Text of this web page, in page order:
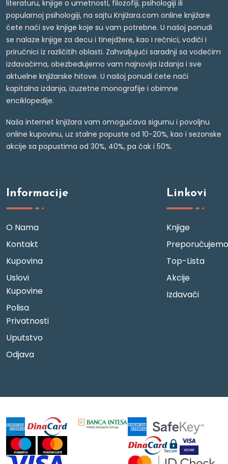
literaturu, knjige o umetnosti, filozofiji, psihologiji ili
popularnoj psihologiji, na sajtu Knjižara.com online knjižare
ćete naći sve knjige koje su vam potrebne. U našoj ponudi
se nalaze knjige za decu i tinejdžere, kao i rečnici, vodiči i
priručnici iz različitih oblasti. Zahvaljujući saradnji sa vodećim
izdavačima, obezbeđujemo vam najnovija izdanja i sve
aktuelne knjižarske hitove. U našoj ponudi ćete naći
kapitalna izdanja, izuzetne monografije i obimne
enciklopedije.
Naša internet knjižara vam omogućava sigurnu i povoljnu
online kupovinu, uz stalne popuste od 10-20%, kao i sezonske
akcije sa popustima od 30%, 40%, pa čak i 50%.
Informacije
O Nama
Kontakt
Kupovina
Uslovi
Kupovine
Polisa
Privatnosti
Uputstvo
Odjava
Linkovi
Knjige
Preporučujemo
Top-Lista
Akcije
Izdavači